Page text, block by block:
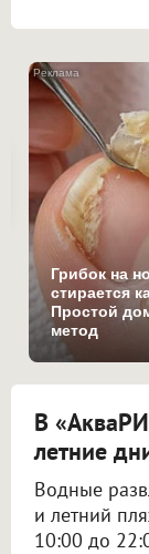
Грибок на
стирается
Простой
метод
В
летние
Водные
и летний
10:00 до